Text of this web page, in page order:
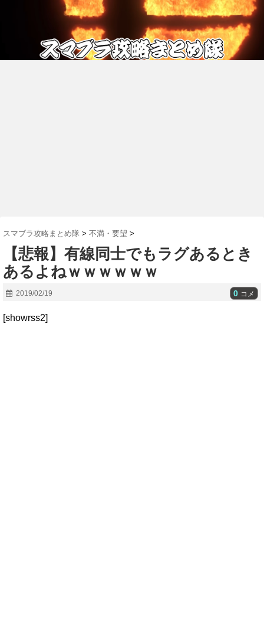
スマブラ攻略まとめ隊 > 不満・要望 >
【悲報】有線同士でもラグあるとき
あるよねｗｗｗｗｗｗ
2019/02/19 0 コメ
[showrss2]